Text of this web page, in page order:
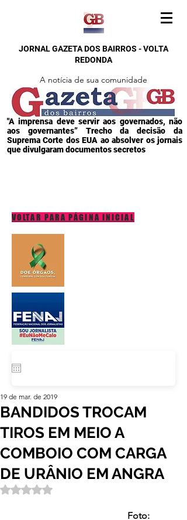
JORNAL GAZETA DOS BAIRROS - VOLTA
REDONDA
A notícia de sua comunidade
"A imprensa deve servir aos governados, não
aos governantes” Trecho da decisão da
Suprema Corte dos EUA ao absolver os jornais
que divulgaram documentos secretos
VOLTAR PARA PÁGINA INICIAL
BANDIDOS TROCAM
TIROS EM MEIO A
COMBOIO COM CARGA
DE URÂNIO EM ANGRA
19 de mar. de 2019
Avaliado com NaN de 5 estrelas.